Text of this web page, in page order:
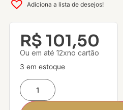
Adiciona a lista de desejos!
R$ 101,50
Ou em até 12xno cartão
3 em estoque